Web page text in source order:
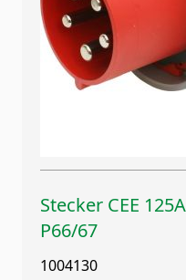
Stecker CEE
P66/67
1004130